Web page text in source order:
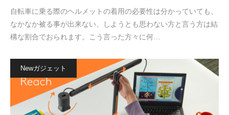
自転車に乗る際のヘルメットの着用の必要性は分かっていても、
なかなか被る事が出来ない、しようとも思わない方と言う方は結
構な割合でおられます。こう言った方々に何…
Newガジェット